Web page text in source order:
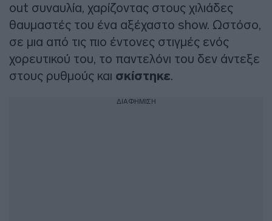
out συναυλία, χαρίζοντας στους χιλιάδες
θαυμαστές του ένα αξέχαστο show. Ωστόσο,
σε μια από τις πιο έντονες στιγμές ενός
χορευτικού του, το παντελόνι του δεν άντεξε
στους ρυθμούς και σκίστηκε.
ΔΙΑΦΗΜΙΣΗ